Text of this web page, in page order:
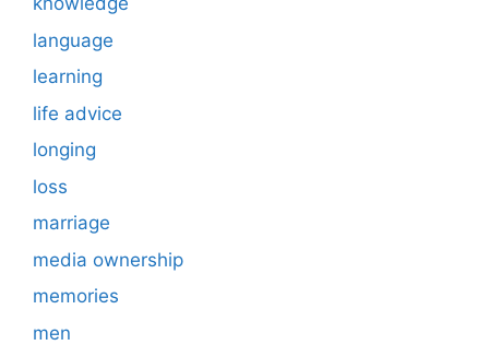
language
learning
life advice
longing
loss
marriage
media ownership
memories
men